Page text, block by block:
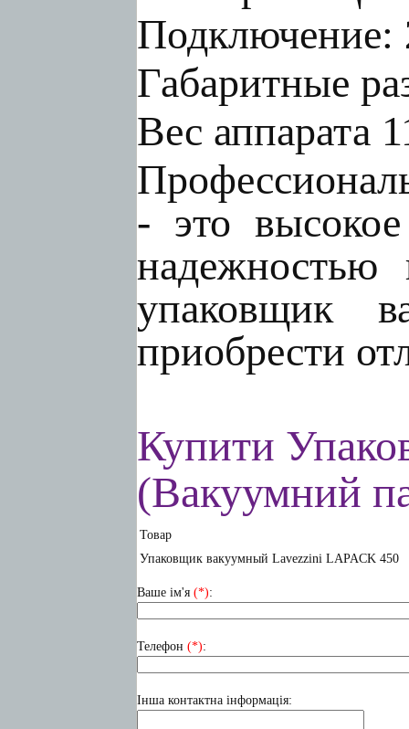
Подключение:
Габаритные
Вес аппарата
- это высокое
надежностью
упаковщик
приобрести
Купити
(Вакуумний
Товар
Упаковщик вакуумный Lavezzini LAPACK 450
Ваше ім'я (*):
Телефон (*):
Інша контактна інформація: